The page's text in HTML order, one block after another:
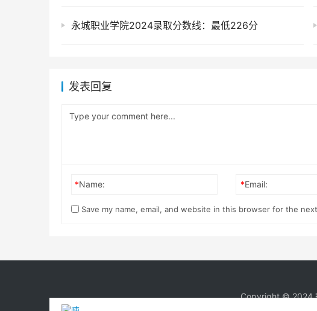
永城职业学院2024录取分数线：最低226分
发表回复
*Name: *Email:
Save my name, email, and website in this browser for the
Copyright © 2024